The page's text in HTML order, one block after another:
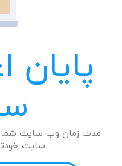
پایان
مدت زمان وب سایت شما
سایت